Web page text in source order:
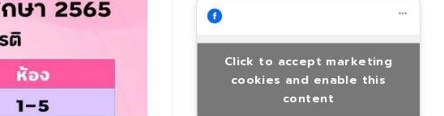
Click to accept marketing
cookies and enable this
content